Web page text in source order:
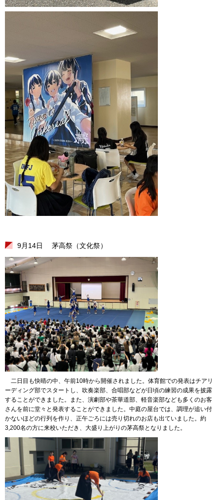
9月14日 茅高祭（文化祭）
二日目も快晴の中、午前10時から開催されました。体育館での発表はチアリ
ーディング部でスタートし、吹奏楽部、合唱部などが日頃の練習の成果を披露
することができました。また、演劇部や茶華道部、軽音楽部なども多くのお客
さんを前に堂々と発表することができました。中庭の屋台では、調理が追い付
かないほどの行列を作り、正午ごろには売り切れのお店も出ていました。約
3,200名の方に来校いただき、大盛り上がりの茅高祭となりました。